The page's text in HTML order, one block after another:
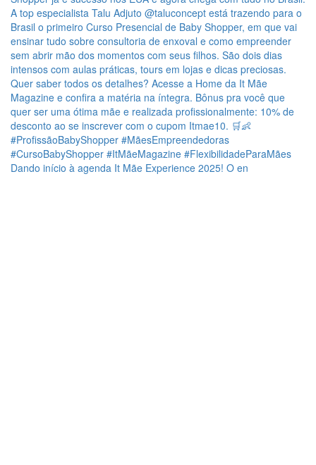
Dando início à agenda It Mãe Experience 2025! O en